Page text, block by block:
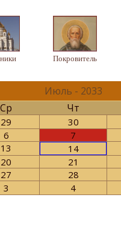
Покровитель
Июль - 2033
Ср Чт
29 30
6 7
13 14
20 21
27 28
3 4